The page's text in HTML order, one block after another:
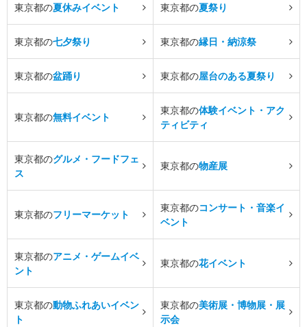
東京都の夏休みイベント 東京都の夏祭り
東京都の七夕祭り 東京都の縁日・納涼祭
東京都の盆踊り 東京都の屋台のある夏祭り
東京都の無料イベント
東京都の体験イベント・アク
ティビティ
東京都のグルメ・フードフェ
ス
東京都の物産展
東京都のフリーマーケット
東京都のコンサート・音楽イ
ベント
東京都のアニメ・ゲームイベ
ント
東京都の花イベント
東京都の動物ふれあいイベン
ト
東京都の美術展・博物展・展
示会